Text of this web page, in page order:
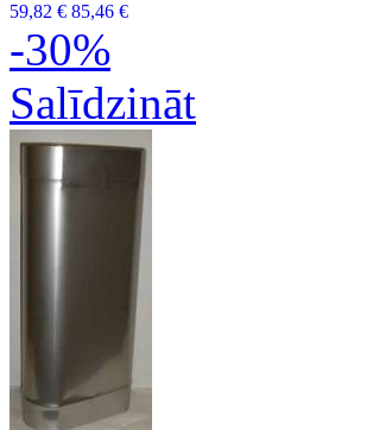
59,82 € 85,46 €
-30%
Salīdzināt